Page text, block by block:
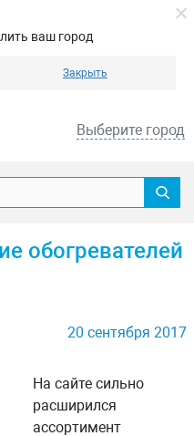
ваш город
Закрыть
Выберите город
обогревателей
20 сентября 2017
На сайте сильно
расширился
ассортимент